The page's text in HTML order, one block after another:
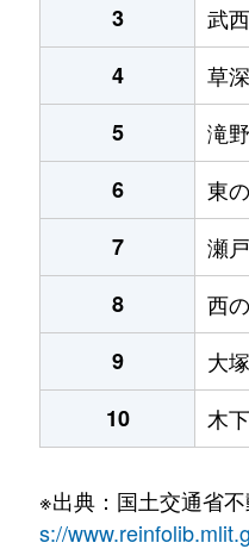
3
武
4
草深
5
滝野
6
東
7
瀬戸
8
西
9
大塚
10
木
※出典：国土交通省
s://